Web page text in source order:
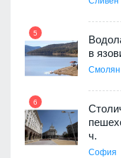
5
в
Смолян
6
ч.
София